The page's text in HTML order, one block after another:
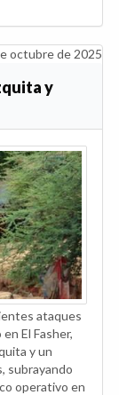
octubre de 2025
y
ataques
El Fasher,
y un
subrayando
operativo en